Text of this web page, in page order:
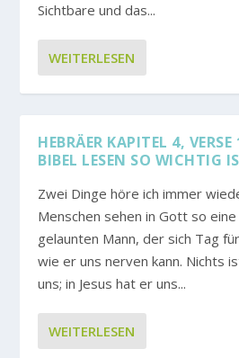
Sichtbare und das...
WEITERLESEN
HEBRÄER KAPITEL 4,
BIBEL LESEN SO WICHTIG
Zwei Dinge höre ich immer
Menschen sehen in Gott so
gelaunten Mann, der sich Tag
wie er uns nerven kann. Nichts
uns; in Jesus hat er uns...
WEITERLESEN